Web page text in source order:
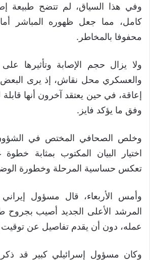
وفي هذا السياق، لم تتضح طبيعة
كامل، مما جعل ظهوره المباشر
محفوفا بالمخاطر.
ولا يزال حجم الإصابة وتأثيرها
والعسكري محل نقاش، إذ يرى البعض
إعاقة، في حين يعتقد آخرون أنها
وفق ما يؤكد فايز.
وخلص الصحافي المختص في الشؤون
اختيار البيان المكتوب بمثابة خطوة
تعكس حساسية المرحلة وخطورة الوضع
وأمس الأربعاء، قال مسؤول إيراني
المرشد الأعلى الجديد أصيب بجروح
عمله، دون أن يقدم تفاصيل عن توقيت
وكان مسؤول إسرائيلي كبير قد ذكر